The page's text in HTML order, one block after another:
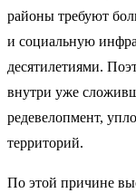
районы требуют
и социальную
десятилетиями.
внутри уже
редевелопмент,
территорий.
По этой причине